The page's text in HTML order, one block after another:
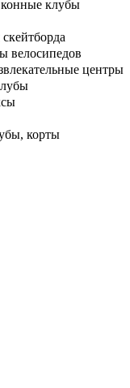
клубы
велосипедов
центры
корты